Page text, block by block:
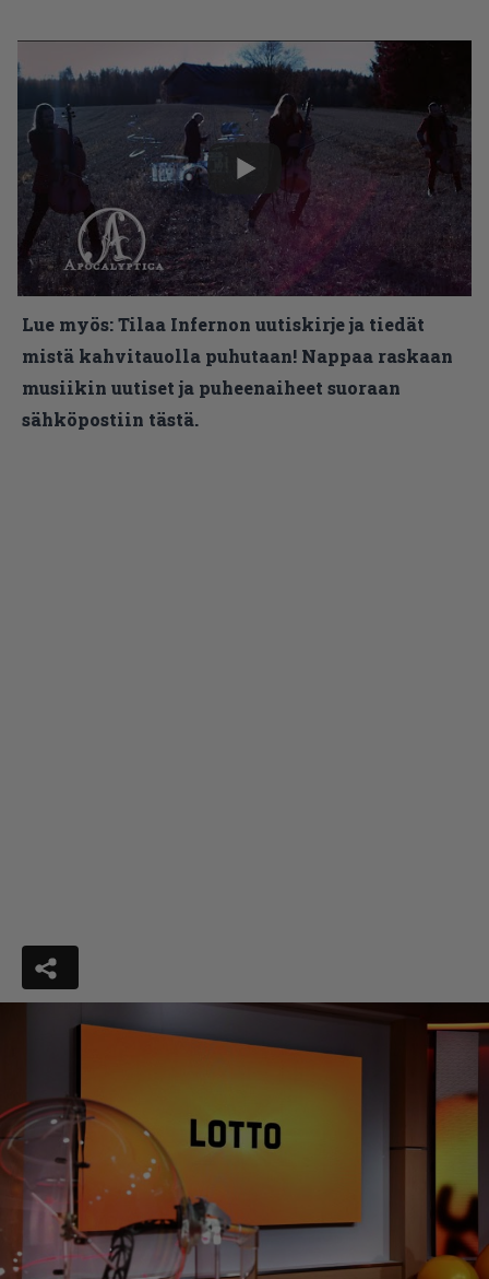
Lue myös:Tilaa Infernon uutiskirje ja tiedät
mistä kahvitauolla puhutaan! Nappaa raskaan
musiikin uutiset ja puheenaiheet suoraan
sähköpostiin tästä.